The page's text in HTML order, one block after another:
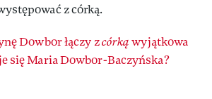
z córką.
Dowbor łączy zcórkąwyjątkowa
się Maria Dowbor-Baczyńska?